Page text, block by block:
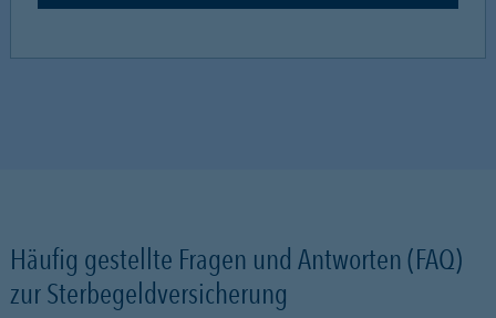
Häufig gestellte Fragen und Antworten (FAQ)
zur Sterbegeldversicherung